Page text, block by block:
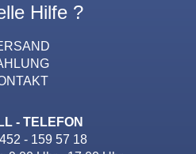
Hilfe ?
- TELEFON
- 159 57 18